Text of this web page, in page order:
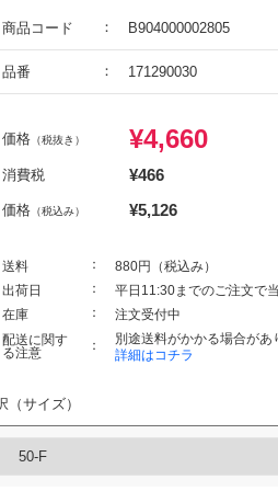
商品コード B904000002805
品番 171290030
価格 （税抜き） ¥4,660
消費税 ¥466
価格 （税込み） ¥5,126
送料
880円（税込み）
出荷日
平日11:30までのご注文で
在庫
注文受付中
配送に関す
る注意
別途送料がかかる場合があ
詳細はコチラ
（サイズ）